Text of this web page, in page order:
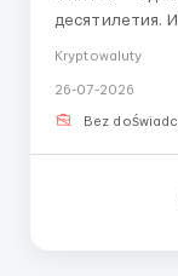
десятилетия.
цифровых финансов. Трейдеры
но именно
Kryptowaluty
26-07-2026
Bez